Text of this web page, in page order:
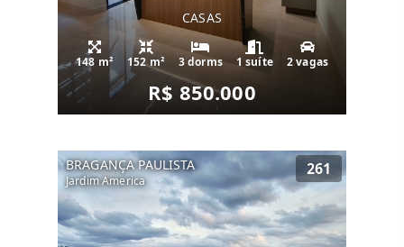
CASAS
148 m² 152 m² 3 dorms 1 suíte 2 vagas
R$ 850.000
BRAGANÇA PAULISTA
Jardim America
261